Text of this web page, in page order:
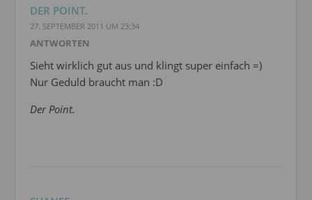
DER POINT.
27. SEPTEMBER 2011 UM 23:34
ANTWORTEN
Sieht wirklich gut aus und klingt super einfach =)
Nur Geduld braucht man :D
Der Point.